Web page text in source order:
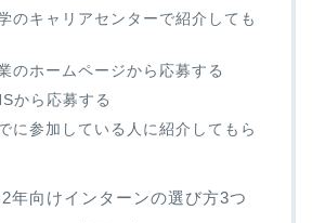
のキャリアセンターで紹介しても
のホームページから応募する
から応募する
に参加している人に紹介してもら
2年向けインターンの選び方3つ